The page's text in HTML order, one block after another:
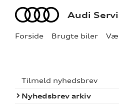
Forside Brugte biler
Audi Audi
Tilmeld nyhedsbrev
Nyhedsbrev arkiv